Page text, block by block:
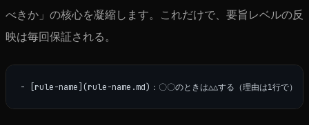
べきか」の核心を凝縮します。これだけで、要旨レベルの反
映は毎回保証される。